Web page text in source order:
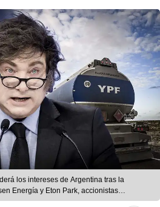
los intereses de Argentina tras la
Energía y Eton Park, accionistas
LR/AFP